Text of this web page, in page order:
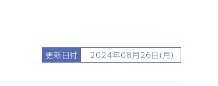
更新日付 2024年08月26日(月)